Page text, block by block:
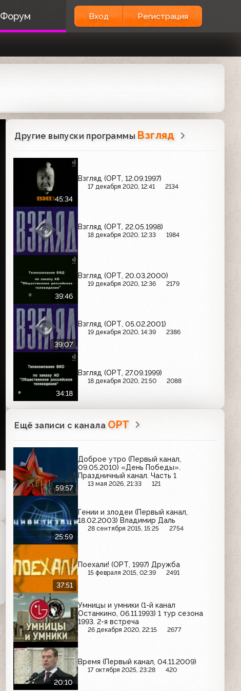
Форум Вход Регистрация
Другие выпуски программы Взгляд
45:34
Взгляд (ОРТ, 12.09.1997)
17 декабря 2020, 12:41 2134
Взгляд (ОРТ, 22.05.1998)
18 декабря 2020, 12:33 1984
39:46
Взгляд (ОРТ, 20.03.2000)
19 декабря 2020, 12:36 2179
39:07
Взгляд (ОРТ, 05.02.2001)
19 декабря 2020, 14:39 2386
34:18
Взгляд (ОРТ, 27.09.1999)
18 декабря 2020, 21:50 2088
Ещё записи с канала ОРТ
59:57
Доброе утро (Первый канал,
09.05.2010) «День Победы».
Праздничный канал. Часть 1
13 мая 2026, 21:33 121
25:59
Гении и злодеи (Первый канал,
18.02.2003) Владимир Даль
28 сентября 2015, 15:25 2754
37:51
Поехали! (ОРТ, 1997) Дружба
15 февраля 2015, 02:39 2491
Умницы и умники (1-й канал
Останкино, 06.11.1993) 1 тур сезона
1993. 2-я встреча
26 декабря 2020, 22:15 2677
20:10
Время (Первый канал, 04.11.2009)
17 октября 2025, 23:28 420